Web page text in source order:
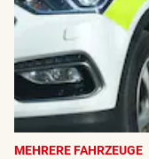
MEHRERE FAHRZEUGE